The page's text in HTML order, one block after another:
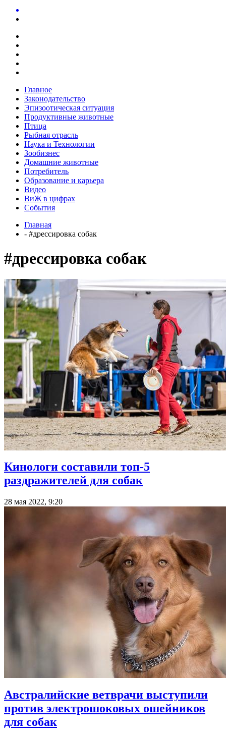
Главное
Законодательство
Эпизоотическая ситуация
Продуктивные животные
Птица
Рыбная отрасль
Наука и Технологии
Зообизнес
Домашние животные
Потребитель
Образование и карьера
Видео
ВиЖ в цифрах
События
Главная
- #дрессировка собак
#дрессировка собак
Кинологи составили топ-5
раздражителей для собак
28 мая 2022, 9:20
Австралийские ветврачи выступили
против электрошоковых ошейников
для собак